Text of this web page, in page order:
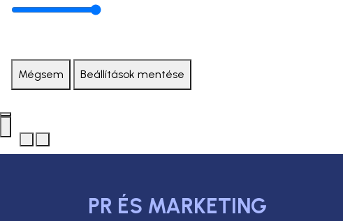
Mégsem Beállítások mentése
PR ÉS MARKETING